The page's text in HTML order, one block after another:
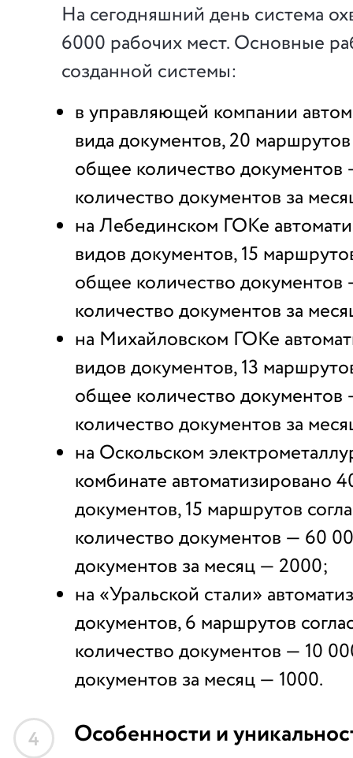
На сегодняшний день система
6000 рабочих мест. Основные
созданной системы:
в управляющей компании
вида документов, 20 маршрутов
общее количество документов
количество документов за
на Лебединском ГОКе
видов документов, 15
общее количество
количество документов за
на Михайловском ГОКе
видов документов, 13
общее количество документов
количество документов за
на Оскольском
комбинате автоматизировано
документов, 15 маршрутов
количество документов — 60
документов за месяц — 2000;
на «Уральской стали»
документов, 6 маршрутов
количество документов — 10
документов за месяц — 1000.
4 Особенности и